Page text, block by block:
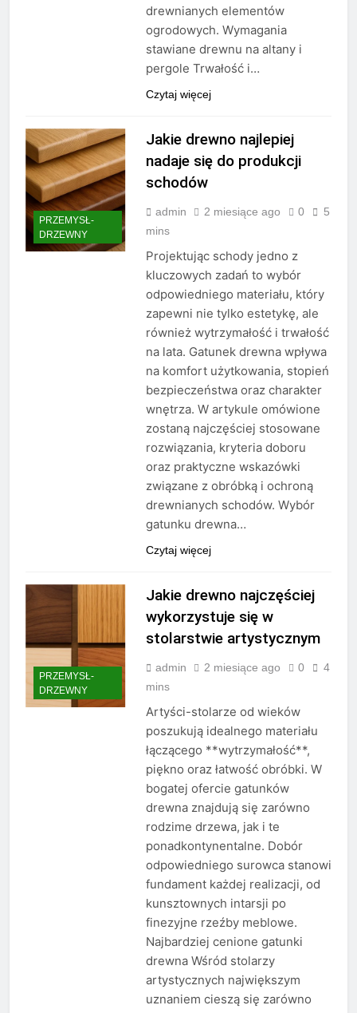
drewnianych elementów
ogrodowych. Wymagania
stawiane drewnu na altany i
pergole Trwałość i…
Czytaj więcej
PRZEMYSŁ-
DRZEWNY
Jakie drewno najlepiej
nadaje się do produkcji
schodów
admin 2 miesiące ago 0
5
mins
Projektując schody jedno z
kluczowych zadań to wybór
odpowiedniego materiału, który
zapewni nie tylko estetykę, ale
również wytrzymałość i trwałość
na lata. Gatunek drewna wpływa
na komfort użytkowania, stopień
bezpieczeństwa oraz charakter
wnętrza. W artykule omówione
zostaną najczęściej stosowane
rozwiązania, kryteria doboru
oraz praktyczne wskazówki
związane z obróbką i ochroną
drewnianych schodów. Wybór
gatunku drewna…
Czytaj więcej
PRZEMYSŁ-
DRZEWNY
Jakie drewno najczęściej
wykorzystuje się w
stolarstwie artystycznym
admin 2 miesiące ago 0
4
mins
Artyści-stolarze od wieków
poszukują idealnego materiału
łączącego **wytrzymałość**,
piękno oraz łatwość obróbki. W
bogatej ofercie gatunków
drewna znajdują się zarówno
rodzime drzewa, jak i te
ponadkontynentalne. Dobór
odpowiedniego surowca stanowi
fundament każdej realizacji, od
kunsztownych intarsji po
finezyjne rzeźby meblowe.
Najbardziej cenione gatunki
drewna Wśród stolarzy
artystycznych największym
uznaniem cieszą się zarówno